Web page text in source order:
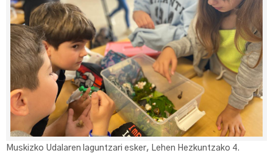
Muskizko Udalaren laguntzari esker, Lehen Hezkuntzako 4.